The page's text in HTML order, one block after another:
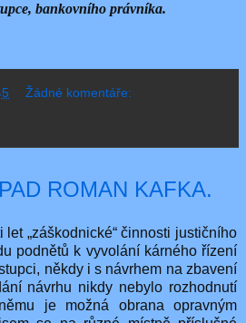
bankovního právníka.
Žádné komentáře:
ROMAN KAFKA.
„záškodnické“ činnosti justičního
podnětů k vyvolání kárného řízení
někdy i s návrhem na zbavení
návrhu nikdy nebylo rozhodnutí
je možná obrana opravným